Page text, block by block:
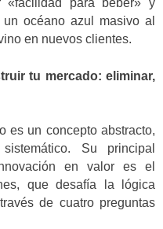
«facilidad para beber» y
océano azul masivo al
en nuevos clientes.
tu mercado: eliminar,
es un concepto abstracto,
Su principal
en valor es el
que desafía la lógica
de cuatro preguntas